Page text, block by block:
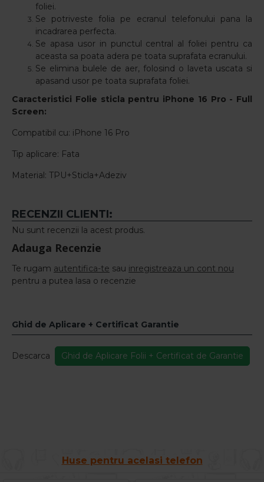
foliei.
Se potriveste folia pe ecranul telefonului pana la
incadrarea perfecta.
Se apasa usor in punctul central al foliei pentru ca
aceasta sa poata adera pe toata suprafata ecranului.
Se elimina bulele de aer, folosind o laveta uscata si
apasand usor pe toata suprafata foliei.
Caracteristici Folie sticla pentru iPhone 16 Pro - Full
Screen:
Compatibil cu: iPhone 16 Pro
Tip aplicare: Fata
Material: TPU+Sticla+Adeziv
RECENZII CLIENTI:
Nu sunt recenzii la acest produs.
Adauga Recenzie
Te rugam autentifica-te sau inregistreaza un cont nou
pentru a putea lasa o recenzie
Ghid de Aplicare + Certificat Garantie
Descarca Ghid de Aplicare Folii + Certificat de Garantie
Huse pentru acelasi telefon